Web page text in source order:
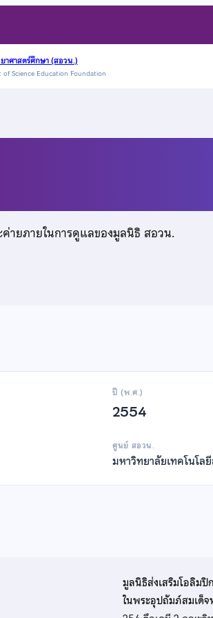
าศาสตร์ศึกษา (สอวน.)
Science Education Foundation
ายภายในการดูแลของมูลนิธิ สอวน.
ปี (พ.ศ.)
2554
ศูนย์ สอวน.
มหาวิทยาลัยเทคโนโล
มูลนิธิส่งเสริมโอลิม
ในพระอุปถัมภ์สมเด็